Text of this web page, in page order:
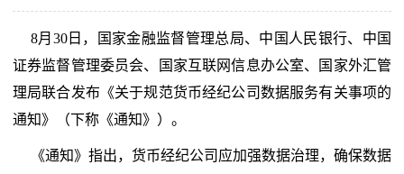
8月30日，国家金融监督管理总局、中国人民银行、中国
证券监督管理委员会、国家互联网信息办公室、国家外汇管
理局联合发布《关于规范货币经纪公司数据服务有关事项的
通知》（下称《通知》）。
《通知》指出，货币经纪公司应加强数据治理，确保数据